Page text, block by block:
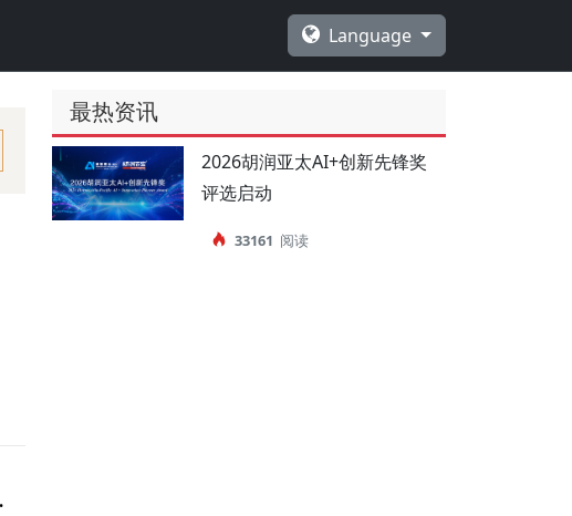
Language
最热资讯
2026胡润亚太AI+创新先锋奖
评选启动
33161 阅读